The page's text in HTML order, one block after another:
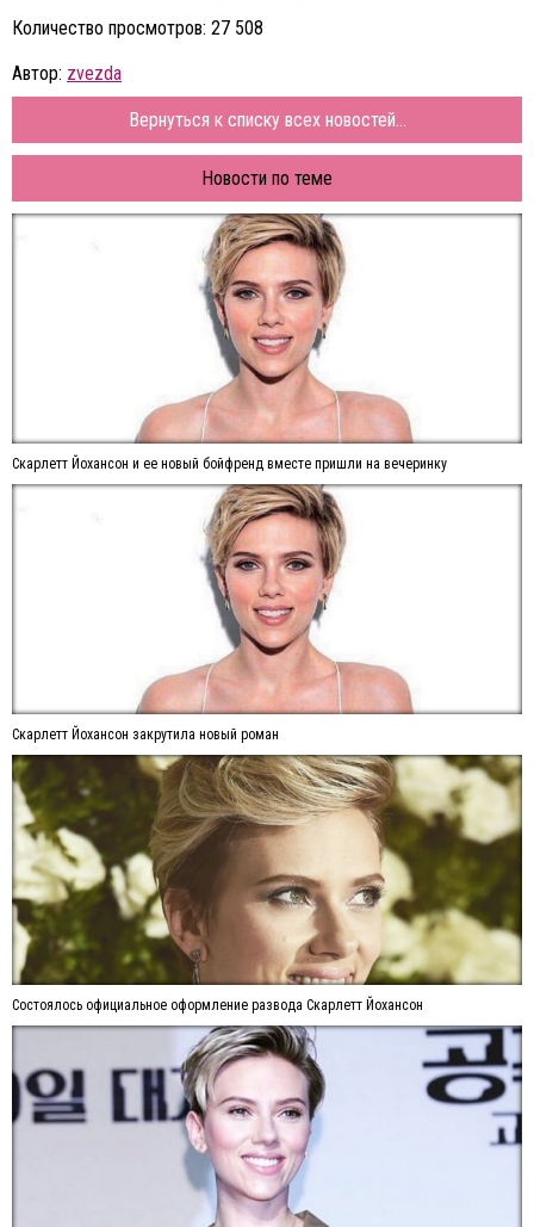
Количество просмотров: 27 508
Автор: zvezda
Вернуться к списку всех новостей...
Новости по теме
Скарлетт Йохансон и ее новый бойфренд вместе пришли на вечеринку
Скарлетт Йохансон закрутила новый роман
Состоялось официальное оформление развода Скарлетт Йохансон